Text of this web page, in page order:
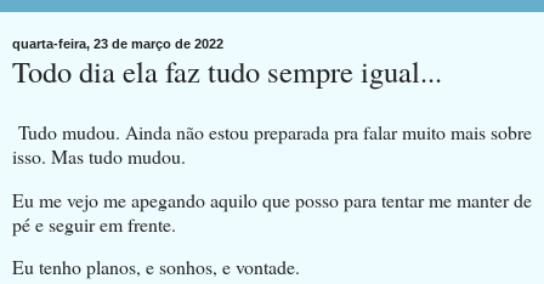
quarta-feira, 23 de março de 2022
Todo dia ela faz tudo sempre igual...
Tudo mudou. Ainda não estou preparada pra falar muito mais sobre
isso. Mas tudo mudou.
Eu me vejo me apegando aquilo que posso para tentar me manter de
pé e seguir em frente.
Eu tenho planos, e sonhos, e vontade.